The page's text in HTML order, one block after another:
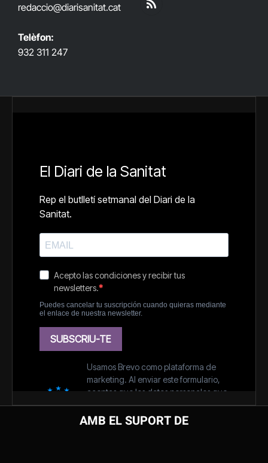
redaccio@diarisanitat.cat
Telèfon:
932 311 247
RSS
AMB EL SUPORT DE